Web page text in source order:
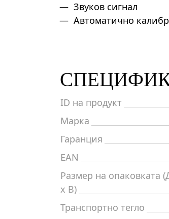
Звуков сигнал
Автоматично
ID на продукт
Марка
Гаранция
EAN
Размер на опаковката
x В)
Транспортно тегло